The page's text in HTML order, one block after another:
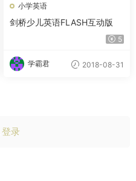
小学英语
剑桥少儿英语FLASH互动版
5
学霸君 2018-08-31
登录